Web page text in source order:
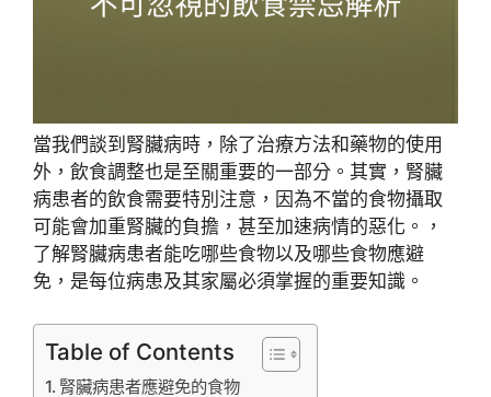
當我們談到腎臟病時，除了治療方法和藥物的使用
外，飲食調整也是至關重要的一部分。其實，腎臟
病患者的飲食需要特別注意，因為不當的食物攝取
可能會加重腎臟的負擔，甚至加速病情的惡化。，
了解腎臟病患者能吃哪些食物以及哪些食物應避
免，是每位病患及其家屬必須掌握的重要知識。
Table of Contents
腎臟病患者應避免的食物